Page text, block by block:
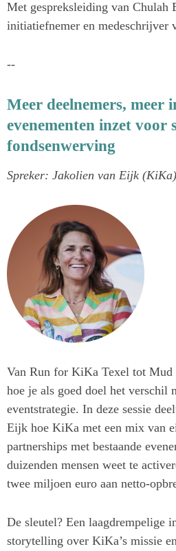
Met gespreksleiding van Chulah
initiatiefnemer en medeschrijver
--
Meer deelnemers, meer
evenementen inzet voor
fondsenwerving
Spreker: Jakolien van Eijk (KiKa)
Van Run for KiKa Texel tot
hoe je als goed doel het verschil
eventstrategie. In deze sessie
Eijk hoe KiKa met een mix van
partnerships met bestaande
duizenden mensen weet te
twee miljoen euro aan netto-
De sleutel? Een laagdrempelige
storytelling over KiKa’s missie